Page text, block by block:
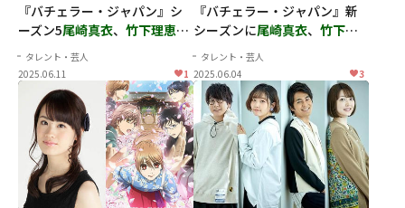
『バチェラー・ジャパン』シ
ーズン5尾崎真衣、 竹下理恵、
がガールズトーク！恋
愛で重要視するポイントと
は？■一問一答■
タレント・芸人
2025.06.11
1
『バチェラー・ジャパン』新
シーズンに尾崎真衣、 竹下理
鈴木光
は？
タレント・芸人
2025.06.04
3